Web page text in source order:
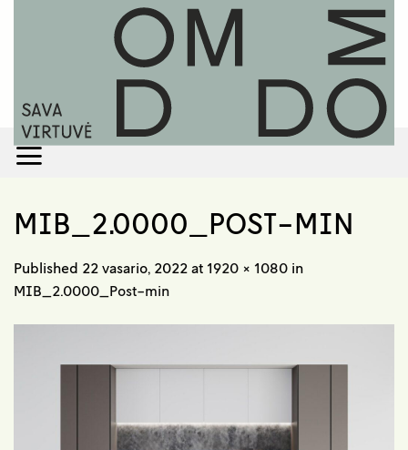
MIB_2.0000_POST-MIN
Published 22 vasario, 2022 at 1920 × 1080 in
MIB_2.0000_Post-min